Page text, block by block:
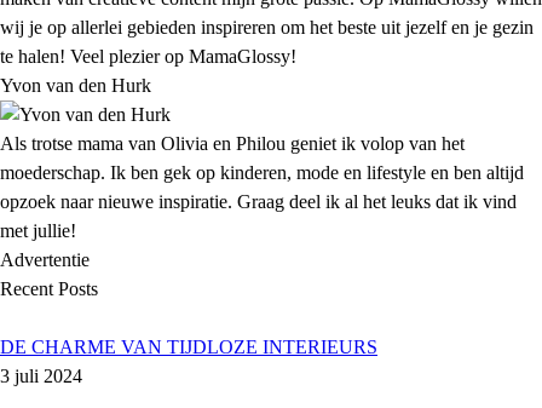
wij je op allerlei gebieden inspireren om het beste uit jezelf en je gezin
te halen! Veel plezier op MamaGlossy!
Yvon van den Hurk
Als trotse mama van Olivia en Philou geniet ik volop van het
moederschap. Ik ben gek op kinderen, mode en lifestyle en ben altijd
opzoek naar nieuwe inspiratie. Graag deel ik al het leuks dat ik vind
met jullie!
Advertentie
Recent Posts
DE CHARME VAN TIJDLOZE INTERIEURS
3 juli 2024